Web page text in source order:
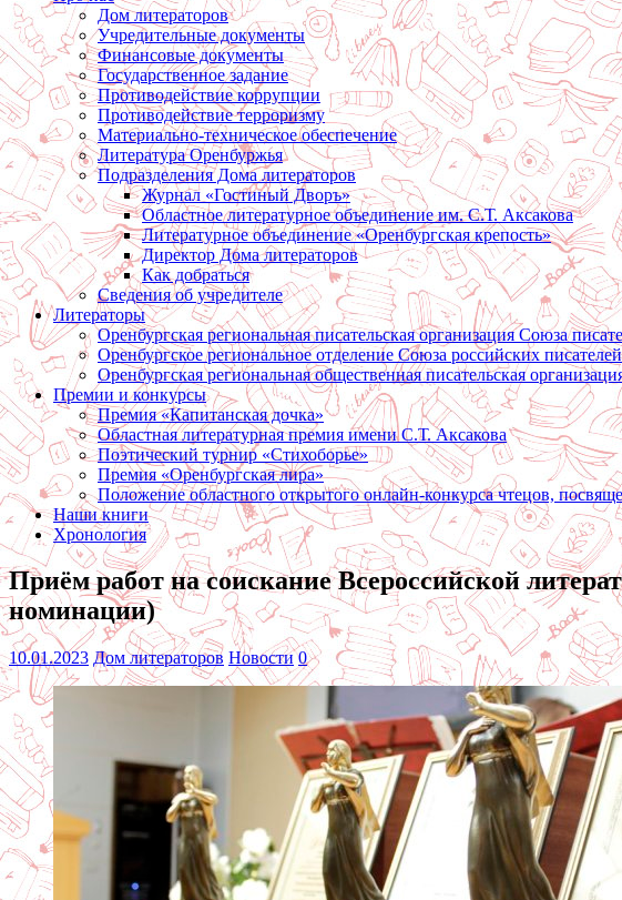
Дом литераторов
Учредительные документы
Финансовые документы
Государственное задание
Противодействие коррупции
Противодействие терроризму
Материально-техническое обеспечение
Литература Оренбуржья
Подразделения Дома литераторов
Журнал «Гостиный Дворъ»
Областное литературное объединение им. С.Т. Аксакова
Литературное объединение «Оренбургская крепость»
Директор Дома литераторов
Как добраться
Сведения об учредителе
Литераторы
Оренбургская региональная писательская организация Союза
Оренбургское региональное отделение Союза российских писателей
Оренбургская региональная общественная писательская
Премии и конкурсы
Премия «Капитанская дочка»
Областная литературная премия имени С.Т. Аксакова
Поэтический турнир «Стихоборье»
Премия «Оренбургская лира»
Положение областного открытого онлайн-конкурса чтецов,
Наши книги
Хронология
Приём работ на соискание Всероссийской
номинации)
10.01.2023 Дом литераторов Новости 0